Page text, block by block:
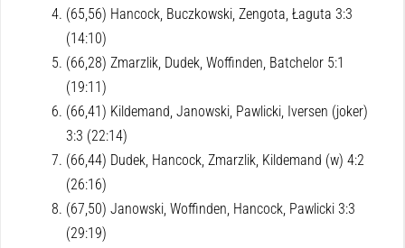
(65,56) Hancock, Buczkowski, Zengota, Łaguta 3:3
(14:10)
(66,28) Zmarzlik, Dudek, Woffinden, Batchelor 5:1
(19:11)
(66,41) Kildemand, Janowski, Pawlicki, Iversen (joker)
3:3 (22:14)
(66,44) Dudek, Hancock, Zmarzlik, Kildemand (w) 4:2
(26:16)
(67,50) Janowski, Woffinden, Hancock, Pawlicki 3:3
(29:19)